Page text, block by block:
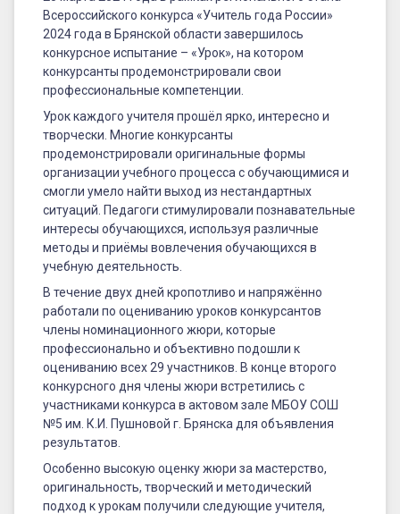
Всероссийского конкурса «Учитель года России»
2024 года в Брянской области завершилось
конкурсное испытание – «Урок», на котором
конкурсанты продемонстрировали свои
профессиональные компетенции.
Урок каждого учителя прошёл ярко, интересно и
творчески. Многие конкурсанты
продемонстрировали оригинальные формы
организации учебного процесса с обучающимися и
смогли умело найти выход из нестандартных
ситуаций. Педагоги стимулировали познавательные
интересы обучающихся, используя различные
методы и приёмы вовлечения обучающихся в
учебную деятельность.
В течение двух дней кропотливо и напряжённо
работали по оцениванию уроков конкурсантов
члены номинационного жюри, которые
профессионально и объективно подошли к
оцениванию всех 29 участников. В конце второго
конкурсного дня члены жюри встретились с
участниками конкурса в актовом зале МБОУ СОШ
№5 им. К.И. Пушновой г. Брянска для объявления
результатов.
Особенно высокую оценку жюри за мастерство,
оригинальность, творческий и методический
подход к урокам получили следующие учителя,